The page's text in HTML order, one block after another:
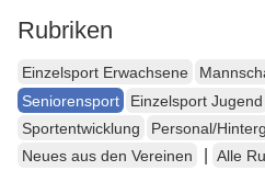
Rubriken
Einzelsport Erwachsene
Seniorensport
Einzelsport Jugend
Sportentwicklung
Personal/
Neues aus den Vereinen
Alle